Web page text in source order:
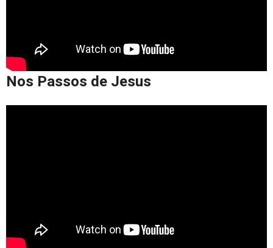
Nos Passos de Jesus